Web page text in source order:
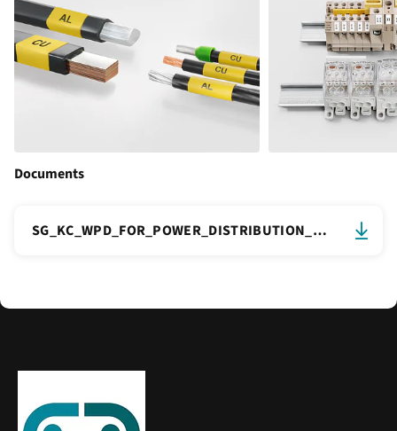
Documents
SG_KC_WPD_FOR_POWER_DISTRIBUTION_DE_Web.pdf